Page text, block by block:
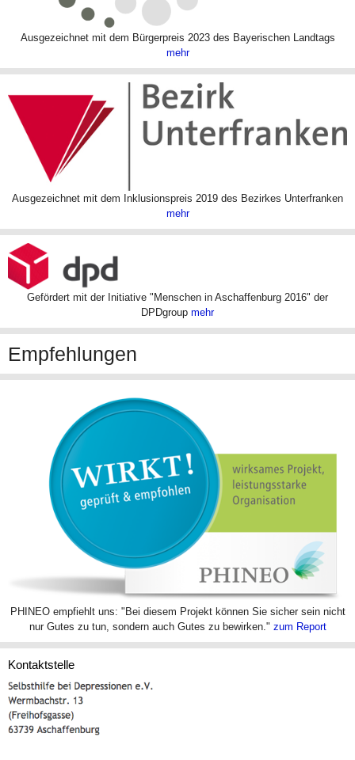
Ausgezeichnet mit dem Bürgerpreis 2023 des Bayerischen Landtags
mehr
Ausgezeichnet mit dem Inklusionspreis 2019 des Bezirkes Unterfranken
mehr
Gefördert mit der Initiative "Menschen in Aschaffenburg 2016" der
DPDgroup mehr
Empfehlungen
PHINEO empfiehlt uns: "Bei diesem Projekt können Sie sicher sein nicht
nur Gutes zu tun, sondern auch Gutes zu bewirken." zum Report
Kontaktstelle